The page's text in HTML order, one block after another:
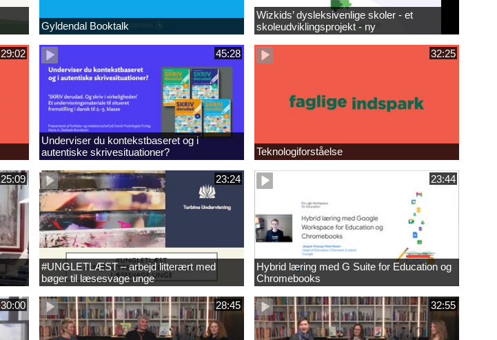
Gyldendal Booktalk
Wizkids’ dysleksivenlige skoler - et
skoleudviklingsprojekt - ny
29:02 45:28
Underviser du kontekstbaseret og i
autentiske skrivesituationer?
32:25
Teknologiforståelse
25:09 23:24
#UNGLETLÆST – arbejd litterært med
bøger til læsesvage unge
23:44
Hybrid læring med G Suite for Education og
Chromebooks
30:00 28:45 32:55